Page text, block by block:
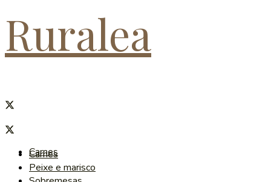
Ruralea
Carnes
Carnes
Peixe e marisco